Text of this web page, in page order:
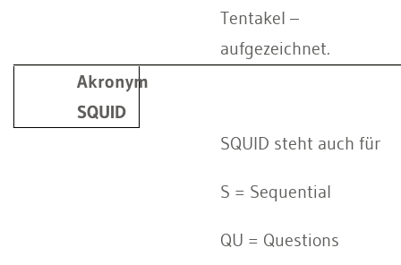
Tentakel –
aufgezeichnet.
Akronym
SQUID
SQUID steht auch für
S = Sequential
QU = Questions